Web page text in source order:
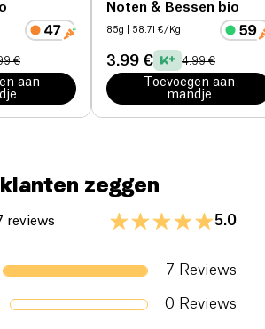
€
aan
Noten & Bessen bio
85g | 58.71 €/Kg
3.99 € 4.99 €
Toevoegen aan
mandje
zeggen
reviews 5.0
7 Reviews
0 Reviews